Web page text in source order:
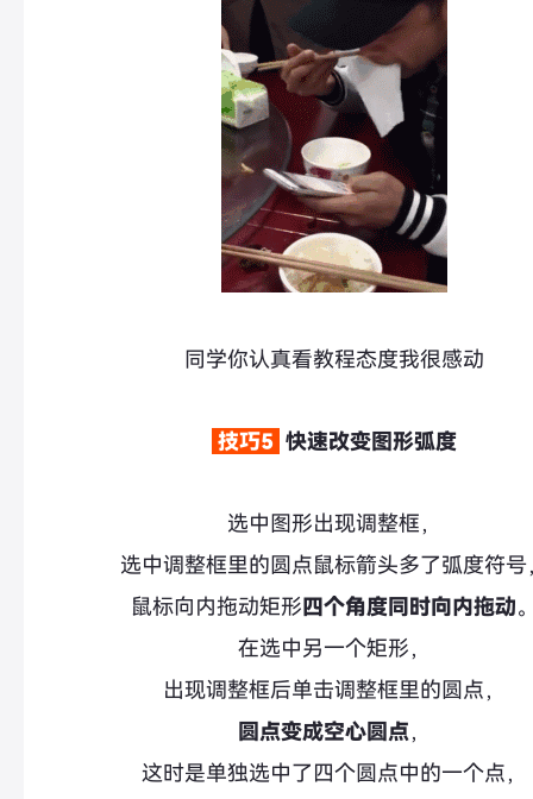
同学你认真看教程态度我很感动
技巧5 快速改变图形弧度
选中图形出现调整框，
选中调整框里的圆点鼠标箭头多了弧度符号
鼠标向内拖动矩形四个角度同时向内拖动
在选中另一个矩形，
出现调整框后单击调整框里的圆点，
圆点变成空心圆点，
这时是单独选中了四个圆点中的一个点，